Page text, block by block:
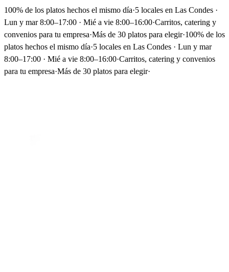
100% de los platos hechos el mismo día·5 locales en Las Condes ·
Lun y mar 8:00–17:00 · Mié a vie 8:00–16:00·Carritos, catering y
convenios para tu empresa·Más de 30 platos para elegir·100% de los
platos hechos el mismo día·5 locales en Las Condes · Lun y mar
8:00–17:00 · Mié a vie 8:00–16:00·Carritos, catering y convenios
para tu empresa·Más de 30 platos para elegir·